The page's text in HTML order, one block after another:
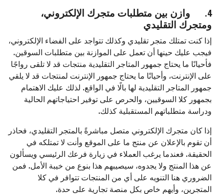
4.
وازن بين متطلبات متجرك الإلكتروني،
ومتجرك التقليدي
إذا كنت تمتلك متجر تقليدي وكذلك تتواجد على الفضاء الإلكتروني،
فيجب عليك حينها أن تعمل على الموازنة بين متطلبات السوقين.
فأحيانًا ما يحتاج جمهور المتاجر التقليدية منتجات قد لا تلقى رواجًا
على الإنترنت، وأحيانًا ما يحتاج جمهور الإنترنت لمنتجات قد لا يلقي
جمهور المتاجر التقليدية لها بالًا في الواقع. لذلك عليك الاهتمام
بجمهور كلا السوقيين، والحرص على توفير احتياجاتهم الحالية
ودراسة متطلباتهم المستقبلية كذلك.
إذا كان متجرك الإلكتروني متصل مباشرةً بالمتجر التقليدي، فحاذر
أن تقوم بالإعلان عن منتج ما على الموقع وأنت لا تمتلكه في
الحقيقة. فعندما يرغب العملاء في زيارة فرعك الرئيسي ويسألون
عن هذا المنتج ولا يجدوه، سيصيبهم هذا بنوع من خيبة الأمل. فمن
الضروري هنا التنويه على أي من المنتجات تتوافر في كلا
المتجرين، وأيهم خاص بكل منصة تجارية على حدة.